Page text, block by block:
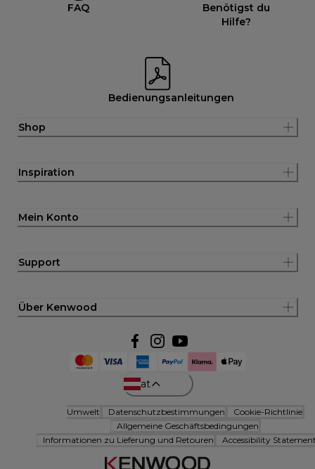
FAQ
Benötigst du
Hilfe?
Bedienungsanleitungen
Shop
Inspiration
Mein Konto
Support
Über Kenwood
at
Umwelt Datenschutzbestimmungen
Cookie-Richtlinie
Allgemeine Geschäftsbedingungen
Informationen zu Lieferung und Retouren
Accessibility